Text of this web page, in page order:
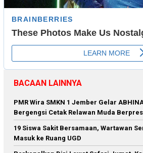
BACAAN LAINNYA
PMR Wira SMKN 1 Jember Gelar
Bergengsi Cetak Relawan Muda
19 Siswa Sakit Bersamaan, Wartawan
Masuk ke Ruang UGD